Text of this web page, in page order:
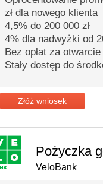
zł dla nowego klienta
4,5% do 200 000 zł
4% dla nadwyżki od
Bez opłat za
Stały dostęp do
Złóż wniosek
Pożyczka
VeloBank